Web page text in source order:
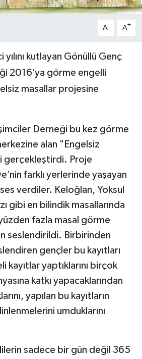
A- A+
yılını kutlayan Gönüllü Genç
2016’ya görme engelli
masallar projesine
Derneği bu kez görme
alan "Engelsiz
gerçekleştirdi. Proje
farklı yerlerinde yaşayan
verdiler. Keloğlan, Yoksul
gibi en bilindik masallarında
fazla masal görme
seslendirildi. Birbirinden
gençler bu kayıtları
kayıtlar yaptıklarını birçok
katkı yapacaklarından
yapılan bu kayıtların
umduklarını
sadece bir gün değil 365